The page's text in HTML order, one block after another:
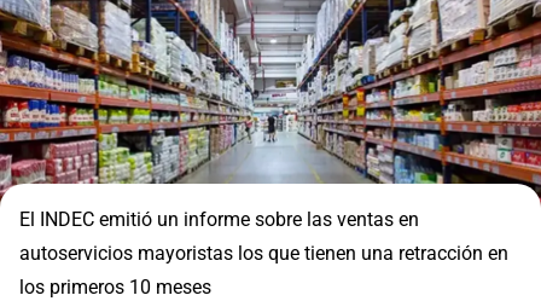
El INDEC emitió un informe sobre las ventas en
autoservicios mayoristas los que tienen una retracción en
los primeros 10 meses